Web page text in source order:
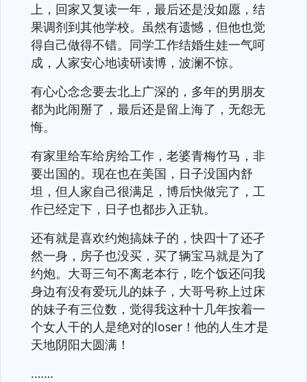
上，回家又复读一年，最后还是没如愿，结
果调剂到其他学校。虽然有遗憾，但他也觉
得自己做得不错。同学工作结婚生娃一气呵
成，人家安心地读研读博，波澜不惊。
有心心念念要去北上广深的，多年的男朋友
都为此闹掰了，最后还是留上海了，无怨无
悔。
有家里给车给房给工作，老婆青梅竹马，非
要出国的。现在也在美国，日子没国内舒
坦，但人家自己很满足，博后快做完了，工
作已经定下，日子也都步入正轨。
还有就是喜欢约炮搞妹子的，快四十了还孑
然一身，房子也没买，买了辆宝马就是为了
约炮。大哥三句不离老本行，吃个饭还问我
身边有没有爱玩儿的妹子，大哥号称上过床
的妹子有三位数，觉得我这种十几年按着一
个女人干的人是绝对的loser！他的人生才是
天地阴阳大圆满！
.……